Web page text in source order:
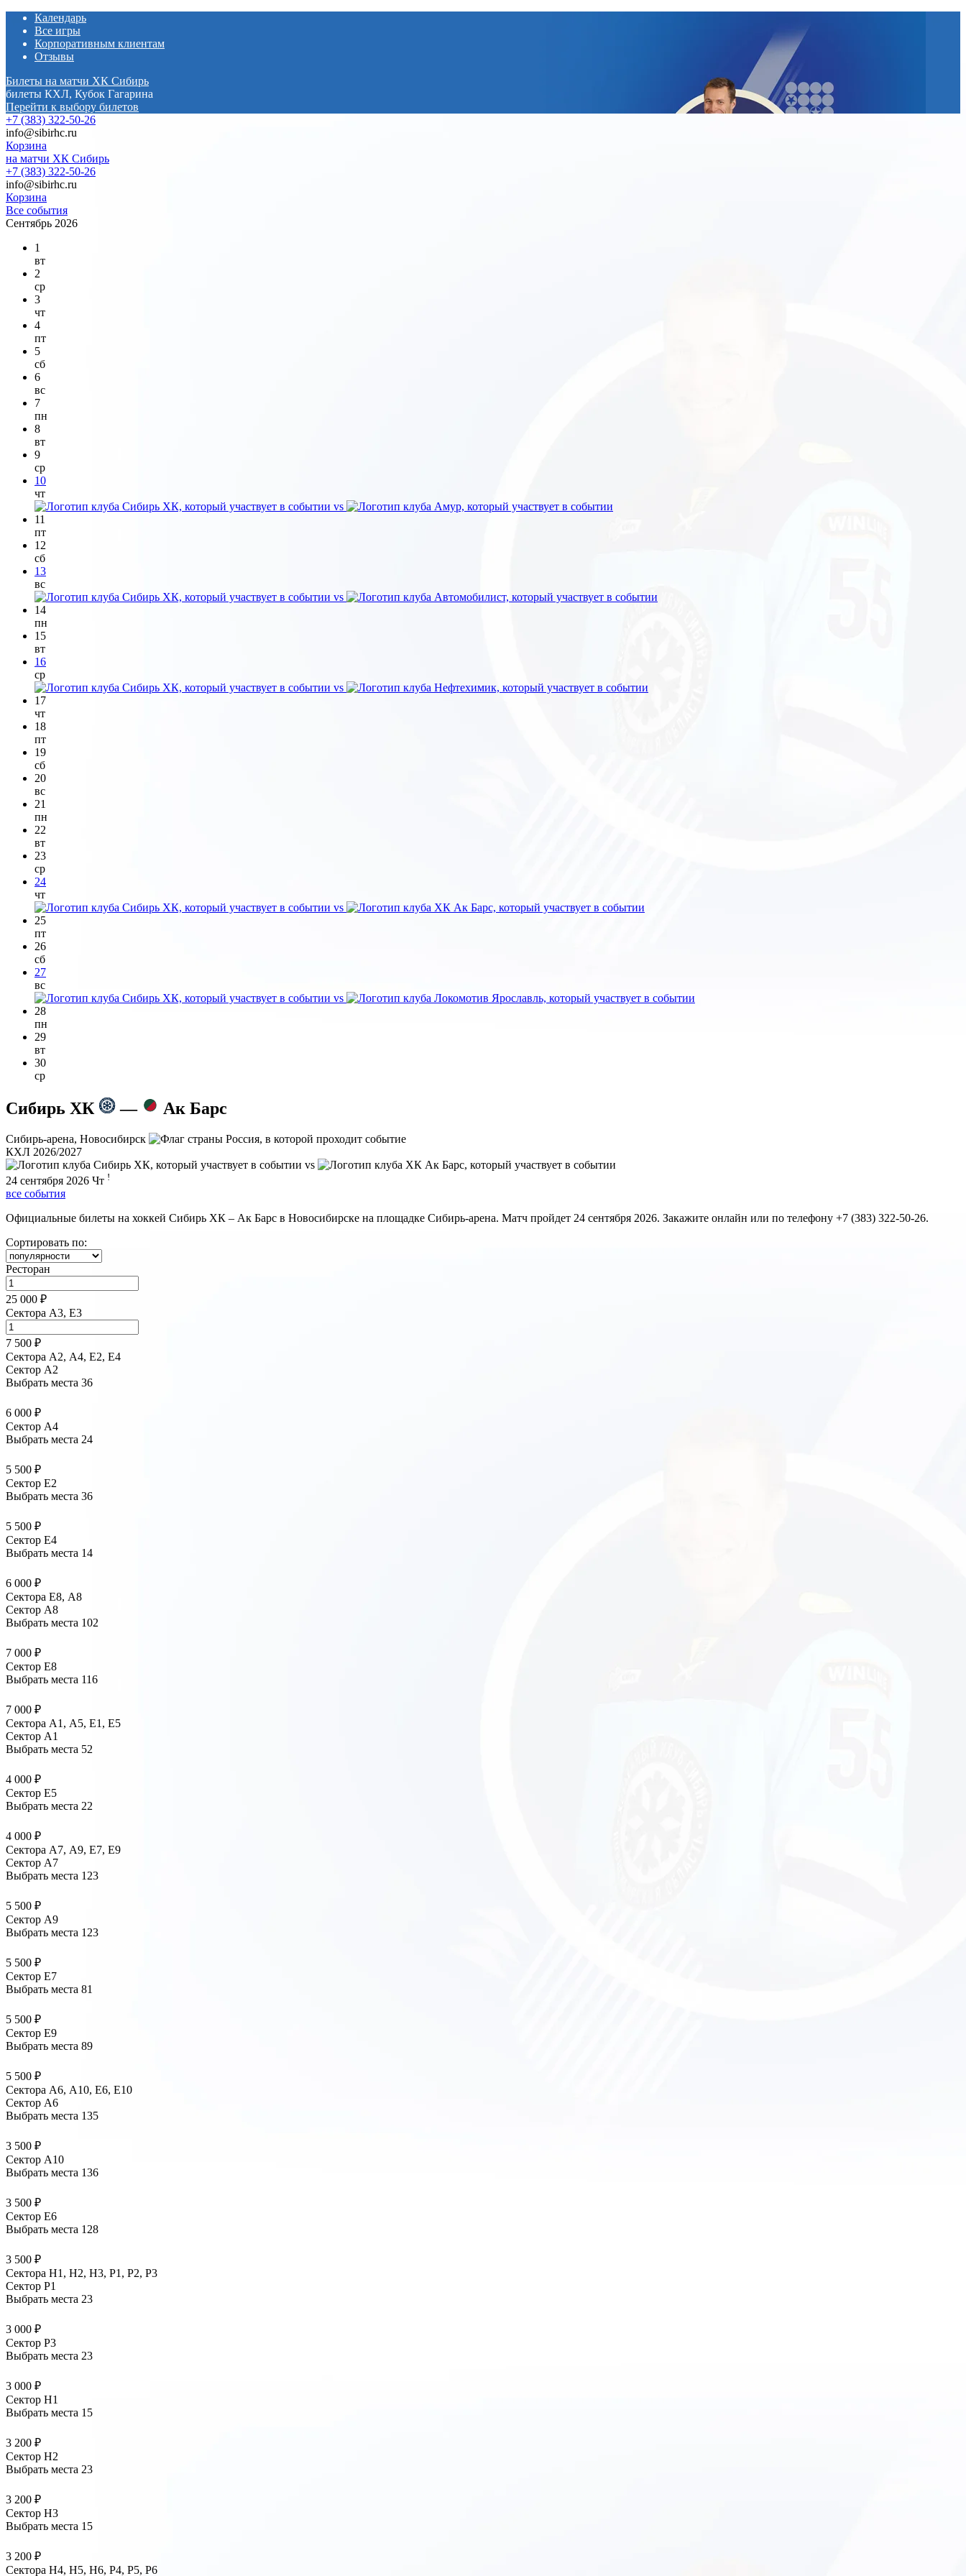
Календарь
Все игры
Корпоративным клиентам
Отзывы
Билеты на матчи ХК Сибирь
билеты КХЛ, Кубок Гагарина
Перейти к выбору билетов
+7 (383) 322-50-26
info@sibirhc.ru
Корзина
на матчи ХК Сибирь
+7 (383) 322-50-26
info@sibirhc.ru
Корзина
Все события
Сентябрь 2026
1
вт
2
ср
3
чт
4
пт
5
сб
6
вс
7
пн
8
вт
9
ср
10
чт
vs
11
пт
12
сб
13
вс
vs
14
пн
15
вт
16
ср
vs
17
чт
18
пт
19
сб
20
вс
21
пн
22
вт
23
ср
24
чт
vs
25
пт
26
сб
27
вс
vs
28
пн
29
вт
30
ср
Сибирь ХК — Ак Барс
Сибирь-арена, Новосибирск
КХЛ 2026/2027
vs
24 сентября 2026 Чт !
все события
Официальные билеты на хоккей Сибирь ХК – Ак Барс в Новосибирске на площадке Сибирь-арена. Матч пройдет 24 сентября 2026. Закажите онлайн или по телефону +7 (383) 322-50-26.
Сортировать по:
Ресторан
25 000 ₽
Сектора A3, E3
7 500 ₽
Сектора А2, А4, Е2, Е4
Сектор A2
Выбрать места 36
6 000 ₽
Сектор A4
Выбрать места 24
5 500 ₽
Сектор E2
Выбрать места 36
5 500 ₽
Сектор E4
Выбрать места 14
6 000 ₽
Сектора Е8, А8
Сектор A8
Выбрать места 102
7 000 ₽
Сектор E8
Выбрать места 116
7 000 ₽
Сектора А1, А5, Е1, Е5
Сектор A1
Выбрать места 52
4 000 ₽
Сектор E5
Выбрать места 22
4 000 ₽
Сектора А7, А9, Е7, Е9
Сектор A7
Выбрать места 123
5 500 ₽
Сектор A9
Выбрать места 123
5 500 ₽
Сектор E7
Выбрать места 81
5 500 ₽
Сектор E9
Выбрать места 89
5 500 ₽
Сектора А6, А10, Е6, Е10
Сектор A6
Выбрать места 135
3 500 ₽
Сектор A10
Выбрать места 136
3 500 ₽
Сектор E6
Выбрать места 128
3 500 ₽
Сектора Н1, Н2, Н3, Р1, Р2, Р3
Сектор P1
Выбрать места 23
3 000 ₽
Сектор P3
Выбрать места 23
3 000 ₽
Сектор H1
Выбрать места 15
3 200 ₽
Сектор H2
Выбрать места 23
3 200 ₽
Сектор H3
Выбрать места 15
3 200 ₽
Сектора Н4, Н5, Н6, Р4, Р5, Р6